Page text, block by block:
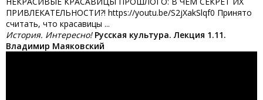
ПРИВЛЕКАТЕЛЬНОСТИ?! https://youtu.be/S2jXakSlqf0 Принято
считать, что красавицы ...
История. Интересно! Русская культура. Лекция 1.11.
Владимир Маяковский